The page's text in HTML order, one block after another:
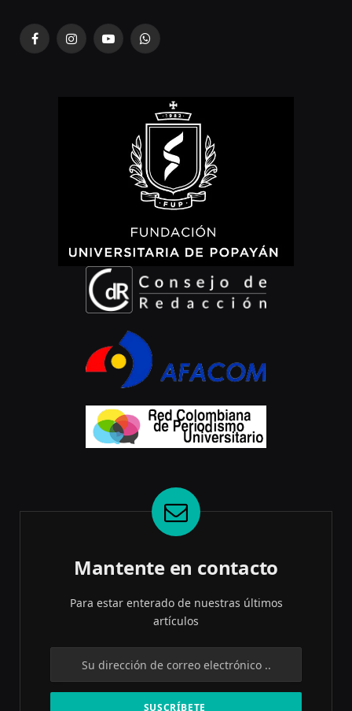
FacebookInstagramYouTubeWhatsApp
Mantente en contacto
Para estar enterado de nuestras últimos
artículos